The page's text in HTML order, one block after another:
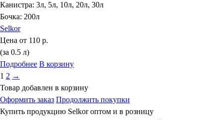
Канистра: 3л, 5л, 10л, 20л, 30л
Бочка: 200л
Selkor
Цена от 110 р.
(за 0.5 л)
Подробнее В корзину
1 2 →
Товар добавлен в корзину
Оформить заказ Продолжить покупки
Купить продукцию Selkor оптом и в розницу